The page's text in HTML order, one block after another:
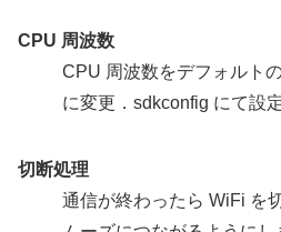
CPU 周波数
CPU 周波数をデフォルト
に変更．sdkconfig にて設定
切断処理
通信が終わったら WiFi を